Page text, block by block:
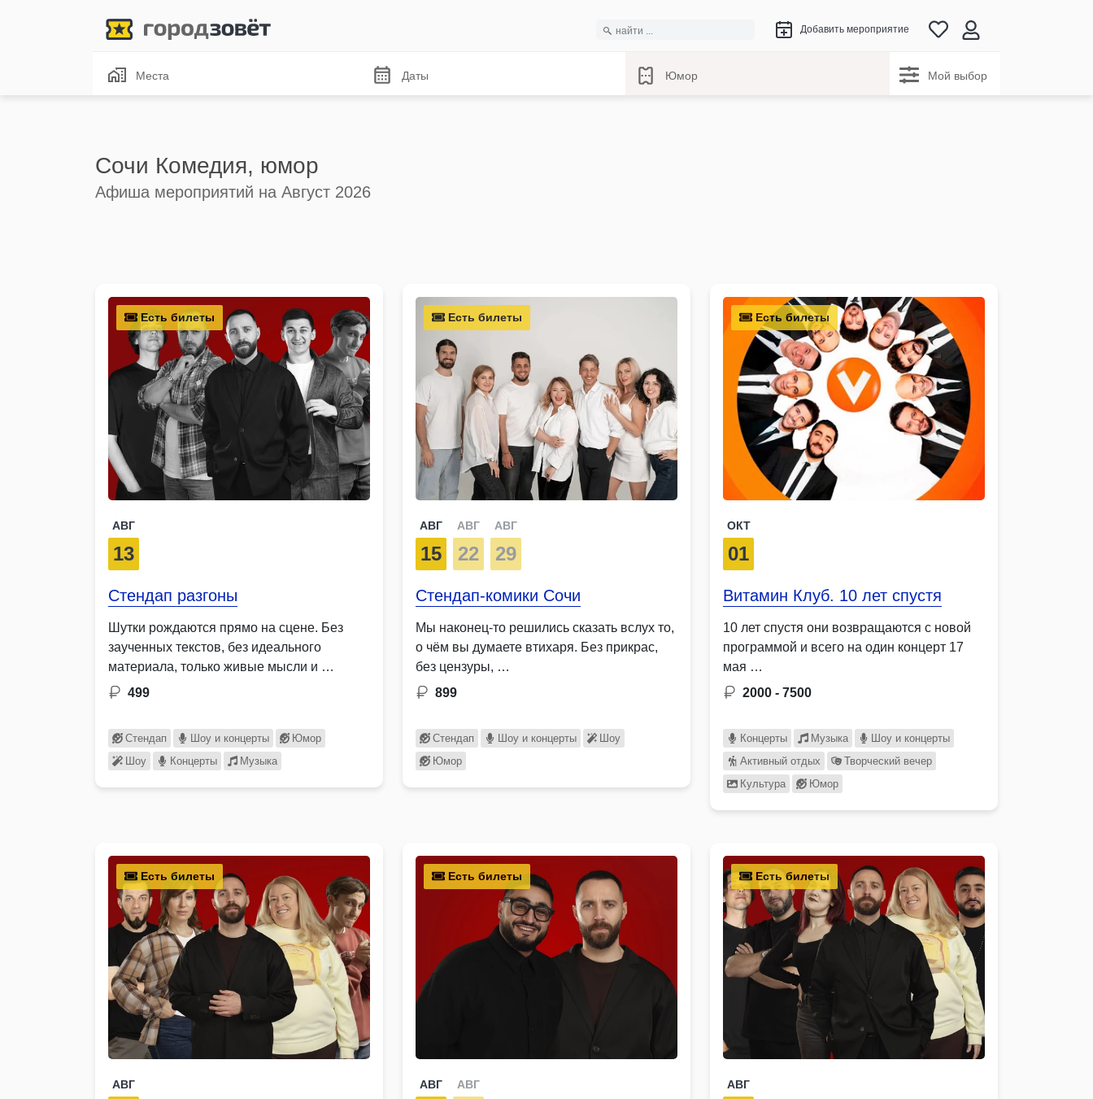
Добавить мероприятие
Места Даты Юмор Мой выбор
Сочи Комедия, юмор
Афиша мероприятий на Август 2026
Есть билеты
АВГ
13
Стендап разгоны
Шутки рождаются прямо на сцене. Без
заученных текстов, без идеального
материала, только живые мысли и …
499
Стендап Шоу и концерты
Юмор
Шоу
Концерты Музыка
Есть билеты
АВГ
15
АВГ
22
АВГ
29
Стендап-комики Сочи
Мы наконец-то решились сказать вслух то,
о чём вы думаете втихаря. Без прикрас,
без цензуры, …
899
Стендап Шоу и концерты
Шоу
Юмор
Есть билеты
ОКТ
01
Витамин Клуб. 10 лет спустя
10 лет спустя они возвращаются с новой
программой и всего на один концерт 17
мая …
2000 - 7500
Концерты Музыка
Шоу и концерты
Активный отдых
Творческий вечер
Культура
Юмор
Есть билеты
АВГ
Есть билеты
АВГ АВГ
Есть билеты
АВГ